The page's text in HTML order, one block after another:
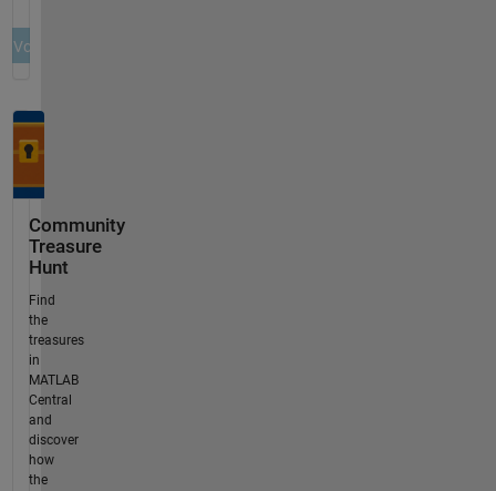
Community
Treasure
Hunt
Find
the
treasures
in
MATLAB
Central
and
discover
how
the